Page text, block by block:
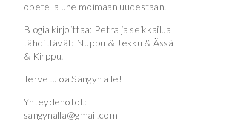
opetella unelmoimaan uudestaan.
Blogia kirjoittaa: Petra ja seikkailua
tähdittävät: Nuppu & Jekku & Ässä
& Kirppu.
Tervetuloa Sängyn alle!
Yhteydenotot:
sangynalla@gmail.com